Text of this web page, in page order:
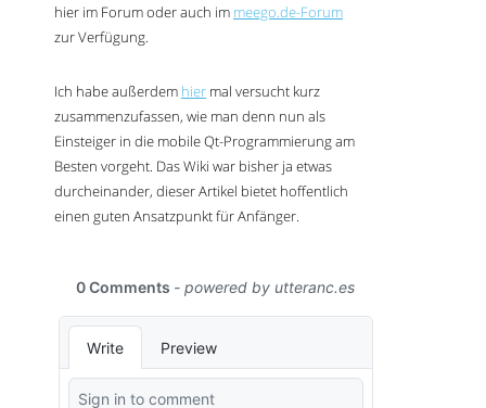
hier im Forum oder auch im meego.de-Forum
zur Verfügung.
Ich habe außerdem hier mal versucht kurz
zusammenzufassen, wie man denn nun als
Einsteiger in die mobile Qt-Programmierung am
Besten vorgeht. Das Wiki war bisher ja etwas
durcheinander, dieser Artikel bietet hoffentlich
einen guten Ansatzpunkt für Anfänger.